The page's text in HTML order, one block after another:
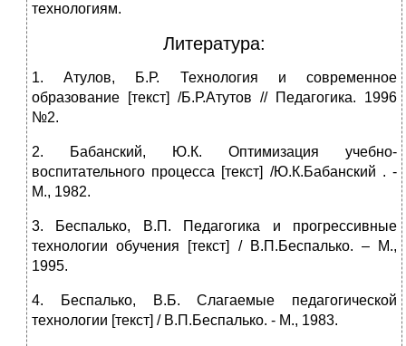
технологиям.
Литература:
1. Атулов, Б.Р. Технология и современное
образование [текст] /Б.Р.Атутов // Педагогика. 1996
№2.
2. Бабанский, Ю.К. Оптимизация учебно-
воспитательного процесса [текст] /Ю.К.Бабанский . -
М., 1982.
3. Беспалько, В.П. Педагогика и прогрессивные
технологии обучения [текст] / В.П.Беспалько. – М.,
1995.
4. Беспалько, В.Б. Слагаемые педагогической
технологии [текст] / В.П.Беспалько. - М., 1983.